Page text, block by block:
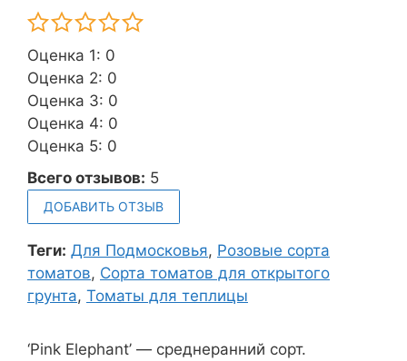
Оценка 1: 0
Оценка 2: 0
Оценка 3: 0
Оценка 4: 0
Оценка 5: 0
Всего отзывов: 5
ДОБАВИТЬ ОТЗЫВ
Теги: Для Подмосковья, Розовые сорта
томатов, Сорта томатов для открытого
грунта, Томаты для теплицы
‘Pink Elephant’ — среднеранний сорт.